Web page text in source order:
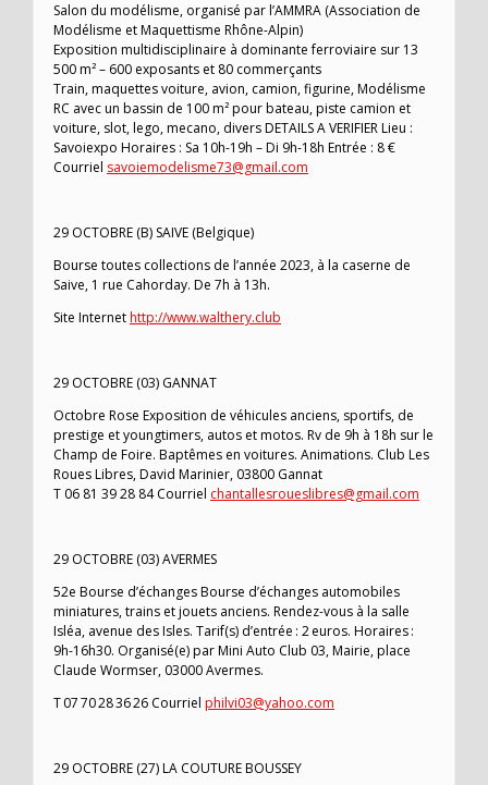
Salon du modélisme, organisé par l’AMMRA (Association de
Modélisme et Maquettisme Rhône-Alpin)
Exposition multidisciplinaire à dominante ferroviaire sur 13
500 m² – 600 exposants et 80 commerçants
Train, maquettes voiture, avion, camion, figurine, Modélisme
RC avec un bassin de 100 m² pour bateau, piste camion et
voiture, slot, lego, mecano, divers DETAILS A VERIFIER Lieu :
Savoiexpo Horaires : Sa 10h-19h – Di 9h-18h Entrée : 8 €
Courriel savoiemodelisme73@gmail.com
29 OCTOBRE (B) SAIVE (Belgique)
Bourse toutes collections de l’année 2023, à la caserne de
Saive, 1 rue Cahorday. De 7h à 13h.
Site Internethttp://www.walthery.club
29 OCTOBRE (03) GANNAT
Octobre Rose Exposition de véhicules anciens, sportifs, de
prestige et youngtimers, autos et motos. Rv de 9h à 18h sur le
Champ de Foire. Baptêmes en voitures. Animations. Club Les
Roues Libres, David Marinier, 03800 Gannat
T 06 81 39 28 84 Courriel chantallesroueslibres@gmail.com
29 OCTOBRE (03) AVERMES
52e Bourse d’échanges Bourse d’échanges automobiles
miniatures, trains et jouets anciens. Rendez-vous à la salle
Isléa, avenue des Isles. Tarif(s) d’entrée : 2 euros. Horaires :
9h-16h30. Organisé(e) par Mini Auto Club 03, Mairie, place
Claude Wormser, 03000 Avermes.
T 07 70 28 36 26 Courriel philvi03@yahoo.com
29 OCTOBRE (27) LA COUTURE BOUSSEY